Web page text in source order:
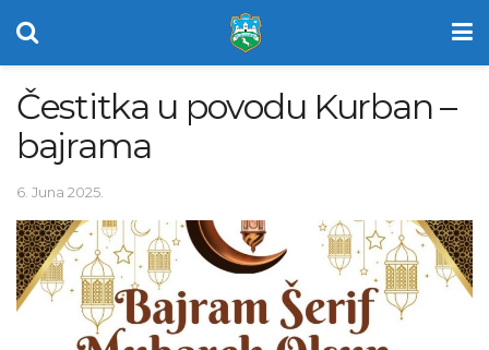
Čestitka u povodu Kurban –
bajrama
6. Juna 2025.